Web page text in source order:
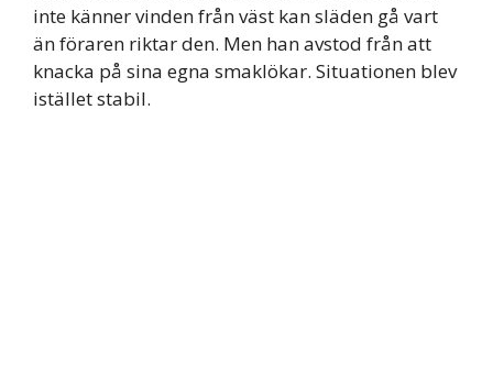
inte känner vinden från väst kan släden gå vart
än föraren riktar den. Men han avstod från att
knacka på sina egna smaklökar. Situationen blev
istället stabil.